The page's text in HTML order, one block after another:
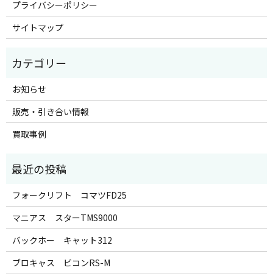
プライバシーポリシー
サイトマップ
お知らせ
販売・引き合い情報
買取事例
フォークリフト コマツFD25
マニアス スターTMS9000
バックホー キャット312
ブロキャス ビコンRS-M